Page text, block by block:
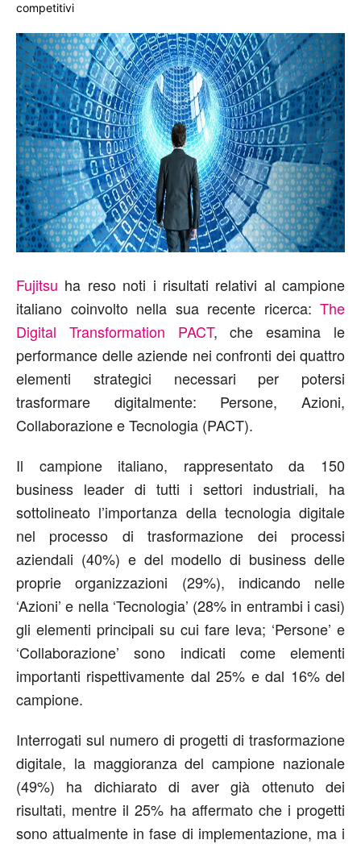
competitivi
Fujitsu ha reso noti i risultati relativi al campione
italiano coinvolto nella sua recente ricerca: The
Digital Transformation PACT, che esamina le
performance delle aziende nei confronti dei quattro
elementi strategici necessari per potersi
trasformare digitalmente: Persone, Azioni,
Collaborazione e Tecnologia (PACT).
Il campione italiano, rappresentato da 150
business leader di tutti i settori industriali, ha
sottolineato l’importanza della tecnologia digitale
nel processo di trasformazione dei processi
aziendali (40%) e del modello di business delle
proprie organizzazioni (29%), indicando nelle
‘Azioni’ e nella ‘Tecnologia’ (28% in entrambi i casi)
gli elementi principali su cui fare leva; ‘Persone’ e
‘Collaborazione’ sono indicati come elementi
importanti rispettivamente dal 25% e dal 16% del
campione.
Interrogati sul numero di progetti di trasformazione
digitale, la maggioranza del campione nazionale
(49%) ha dichiarato di aver già ottenuto dei
risultati, mentre il 25% ha affermato che i progetti
sono attualmente in fase di implementazione, ma i